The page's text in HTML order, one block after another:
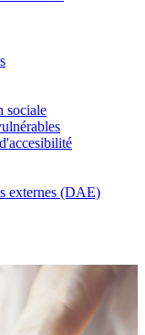
sociale
externes (DAE)